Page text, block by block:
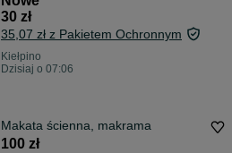
30 zł
35,07 zł z Pakietem Ochronnym
Kiełpino
Dzisiaj o 07:06
Makata ścienna, makrama
100 zł